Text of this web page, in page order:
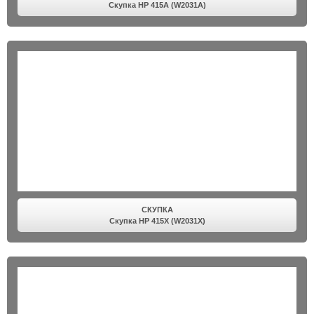
Скупка HP 415A (W2031A)
СКУПКА
Скупка HP 415X (W2031X)